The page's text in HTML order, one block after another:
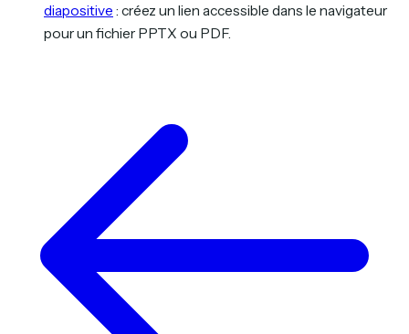
diapositive : créez un lien accessible dans le navigateur
pour un fichier PPTX ou PDF.